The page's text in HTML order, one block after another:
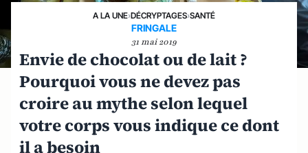
A LA UNE›DÉCRYPTAGES›SANTÉ
FRINGALE
31 mai 2019
Envie de chocolat ou de lait ?
Pourquoi vous ne devez pas
croire au mythe selon lequel
votre corps vous indique ce dont
il a besoin